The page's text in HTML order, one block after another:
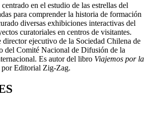
en el estudio de las estrellas del
para comprender la historia de formación
diversas exhibiciones interactivas del
curatoriales en centros de visitantes.
ejecutivo de la Sociedad Chilena de
del Comité Nacional de Difusión de la
Es autor del libro Viajemos por la
por Editorial Zig-Zag.